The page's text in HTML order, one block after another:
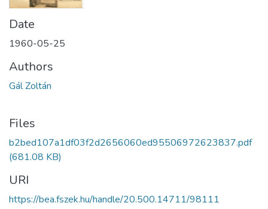
Date
1960-05-25
Authors
Gál Zoltán
Files
b2bed107a1df03f2d2656060ed95506972623837.pdf
(681.08 KB)
URI
https://bea.fszek.hu/handle/20.500.14711/98111